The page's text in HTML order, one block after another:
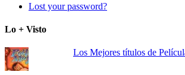
Lost your password?
Lo + Visto
Los Mejores títulos de